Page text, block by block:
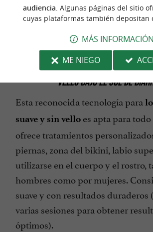
DEPILACIÓN LÁSER, PERFECTA PARA UN
VELLO BAJO EL SOL DE
Esta reconocida tecnología para
suave y sin vello es apta para
ofrece tratamientos
piernas, zona del bikini, labio
utilizarse en el cuerpo y el rostro,
hombres como por mujeres.
suave y con resultados duraderos
varias sesiones para obtener
óptimos).
audiencia . Algunas páginas del sitio
cuyas plataformas también depositan
MÁS INFORMACIÓN
ME NIEGO